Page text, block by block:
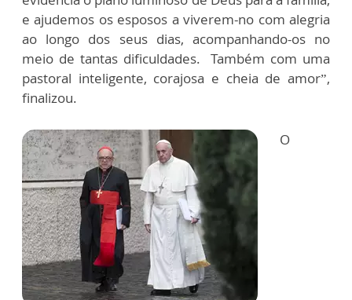
e ajudemos os esposos a viverem-no com alegria
ao longo dos seus dias, acompanhando-os no
meio de tantas dificuldades. Também com uma
pastoral inteligente, corajosa e cheia de amor”,
finalizou.
O